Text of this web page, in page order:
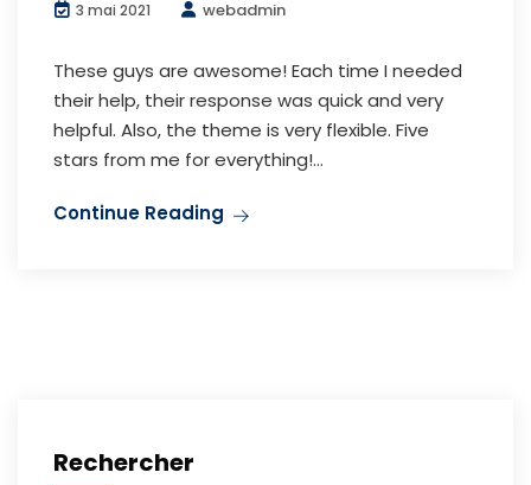
3 mai 2021 webadmin
These guys are awesome! Each time I needed
their help, their response was quick and very
helpful. Also, the theme is very flexible. Five
stars from me for everything!...
Continue Reading
Rechercher